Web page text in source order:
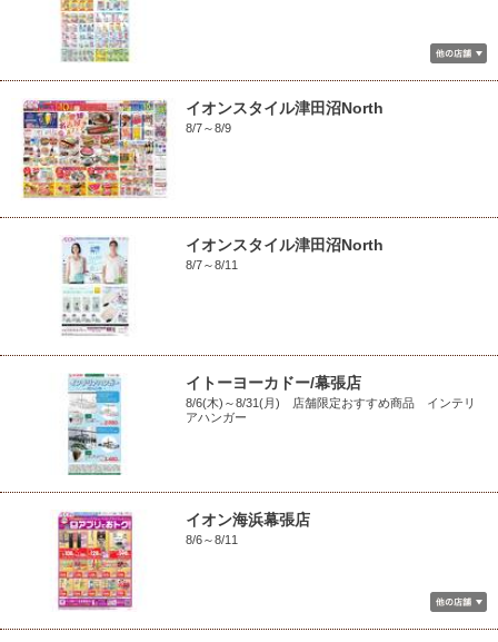
イオンスタイル津田沼North
8/7～8/9
イオンスタイル津田沼North
8/7～8/11
イトーヨーカドー/幕張店
8/6(木)～8/31(月) 店舗限定おすすめ商品 インテリ
アハンガー
イオン海浜幕張店
8/6～8/11